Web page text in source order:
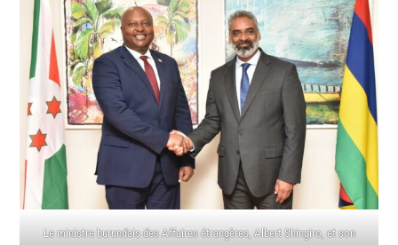
Le ministre burundais des Affaires étrangères, Albert Shingiro, et son